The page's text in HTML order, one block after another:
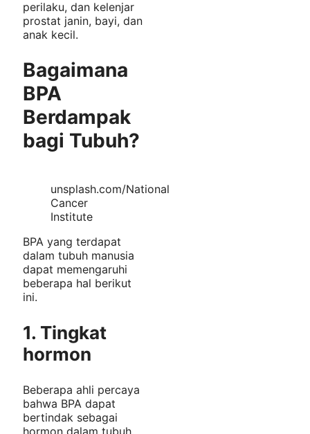
perilaku, dan kelenjar
prostat janin, bayi, dan
anak kecil.
Bagaimana
BPA
Berdampak
bagi Tubuh?
unsplash.com/National
Cancer
Institute
BPA yang terdapat
dalam tubuh manusia
dapat memengaruhi
beberapa hal berikut
ini.
1. Tingkat
hormon
Beberapa ahli percaya
bahwa BPA dapat
bertindak sebagai
hormon dalam tubuh,